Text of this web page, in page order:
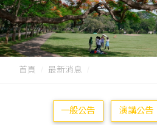
首頁 最新消息
一般公告 演講公告